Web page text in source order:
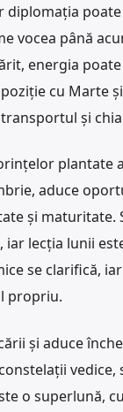
vocea până
energia
cu Marte
și
plantate
aduce
și
lecția lunii
se clarifică,
propriu.
și aduce
o superlună,